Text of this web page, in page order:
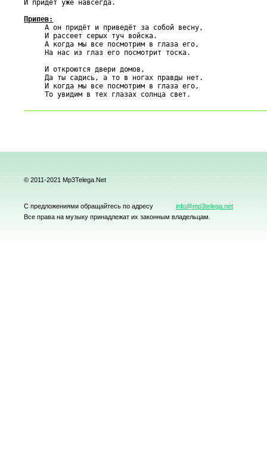
И придёт уже навсегда.
Припев:
А он придёт и приведёт за собой весну,
     И рассеет серых туч войска.
     А когда мы все посмотрим в глаза его,
     На нас из глаз его посмотрит тоска.
     И откроются двери домов,
     Да ты садись, а то в ногах правды нет.
     И когда мы все посмотрим в глаза его,
© 2011-2021 Mp3Telega.Net
С предложениями обращайтесь по адресу
info@mp3telega.net
Все права на музыку принадлежат их законным владельцам.